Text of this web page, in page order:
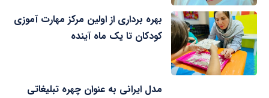
بهره برداری از اولین مرکز مهارت آموزی
کودکان تا یک ماه آینده
مدل ایرانی به عنوان چهره تبلیغاتی